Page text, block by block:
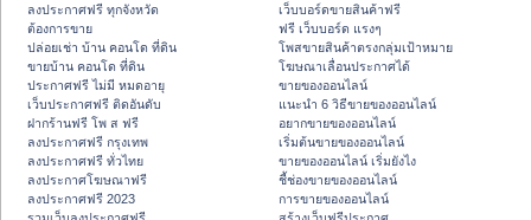
ลงประกาศฟรี ทุกจังหวัด
ต้องการขาย
ปล่อยเช่า บ้าน คอนโด ที่ดิน
ขายบ้าน คอนโด ที่ดิน
ประกาศฟรี ไม่มี หมดอายุ
เว็บประกาศฟรี ติดอันดับ
ฝากร้านฟรี โพ ส ฟรี
ลงประกาศฟรี กรุงเทพ
ลงประกาศฟรี ทั่วไทย
ลงประกาศโฆษณาฟรี
ลงประกาศฟรี 2023
เว็บบอร์ดขายสินค้าฟรี
ฟรี เว็บบอร์ด แรงๆ
โพสขายสินค้าตรงกลุ่มเป้าหมาย
โฆษณาเลื่อนประกาศได้
ขายของออนไลน์
แนะนำ 6 วิธีขายของออนไลน์
อยากขายของออนไลน์
เริ่มต้นขายของออนไลน์
ขายของออนไลน์ เริ่มยังไง
ชี้ช่องขายของออนไลน์
การขายของออนไลน์